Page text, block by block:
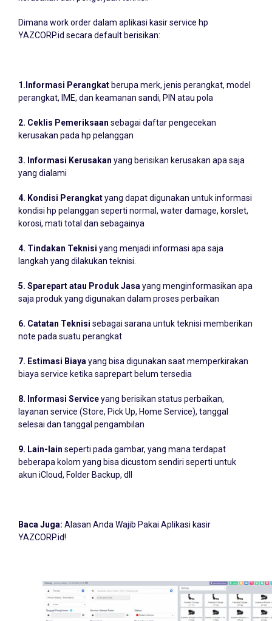
YAZCORP.id secara default berisikan:
perangkat, IME, dan keamanan sandi, PIN atau pola
kerusakan pada hp pelanggan
yang dialami
kondisi hp pelanggan seperti normal, water damage, korslet,
korosi, mati total dan sebagainya
langkah yang dilakukan teknisi.
saja produk yang digunakan dalam proses perbaikan
note pada suatu perangkat
biaya service ketika saprepart belum tersedia
layanan service (Store, Pick Up, Home Service), tanggal
selesai dan tanggal pengambilan
beberapa kolom yang bisa dicustom sendiri seperti untuk
akun iCloud, Folder Backup, dll
YAZCORP.id!